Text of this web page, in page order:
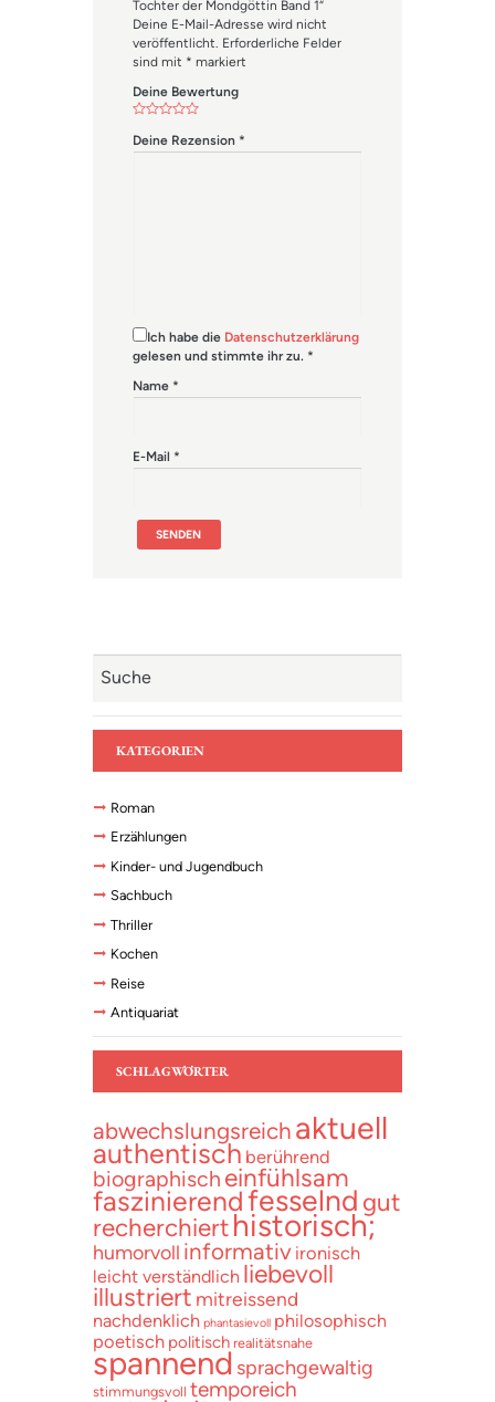
Tochter der Mondgöttin Band 1“
Deine E-Mail-Adresse wird nicht
veröffentlicht. Erforderliche Felder
sind mit * markiert
Deine Bewertung
Deine Rezension *
Ich habe die Datenschutzerklärung
gelesen und stimmte ihr zu. *
Name *
E-Mail *
KATEGORIEN
Roman
Erzählungen
Kinder- und Jugendbuch
Sachbuch
Thriller
Kochen
Reise
Antiquariat
SCHLAGWÖRTER
abwechslungsreich aktuell
authentisch berührend
biographisch einfühlsam
faszinierendfesselnd gut
recherchierthistorisch;
humorvoll informativ ironisch
leicht verständlich liebevoll
illustriert mitreissend
nachdenklich phantasievoll philosophisch
poetisch politisch realitätsnahe
spannend sprachgewaltig
stimmungsvoll temporeich